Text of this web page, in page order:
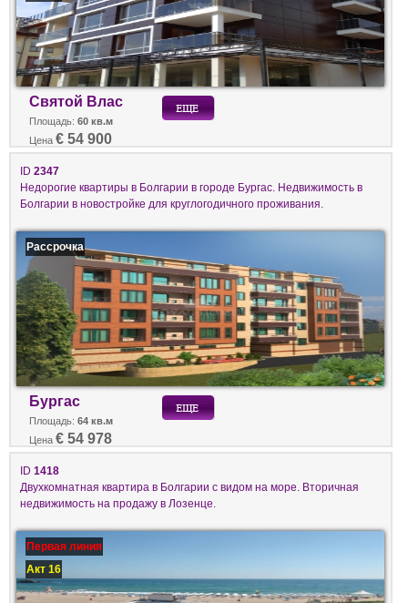
Святой Влас
Площадь: 60 кв.м
Цена € 54 900
ID 2347
Недорогие квартиры в Болгарии в городе Бургас. Недвижимость в
Болгарии в новостройке для круглогодичного проживания.
Рассрочка
Бургас
Площадь: 64 кв.м
Цена € 54 978
ID 1418
Двухкомнатная квартира в Болгарии с видом на море. Вторичная
недвижимость на продажу в Лозенце.
Первая линия
Акт 16